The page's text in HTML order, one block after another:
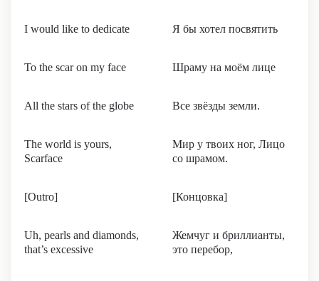
I would like to dedicate Я бы хотел посвятить
To the scar on my face Шраму на моём лице
All the stars of the globe Все звёзды земли.
The world is yours,
Scarface
Мир у твоих ног, Лицо
со шрамом.
[Outro] [Концовка]
Uh, pearls and diamonds,
that’s excessive
Жемчуг и бриллианты,
это перебор,